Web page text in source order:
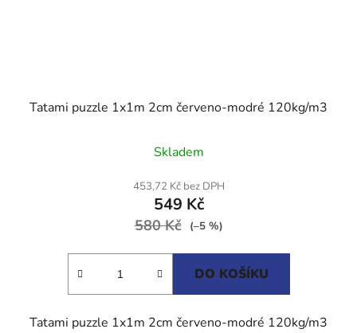
Tatami puzzle 1x1m 2cm červeno-modré 120kg/m3
hodnocení
produktu
je
5,0
Skladem
453,72 Kč bez DPH
549 Kč
580 Kč (–5 %)
DO KOŠÍKU
Tatami puzzle 1x1m 2cm červeno-modré 120kg/m3